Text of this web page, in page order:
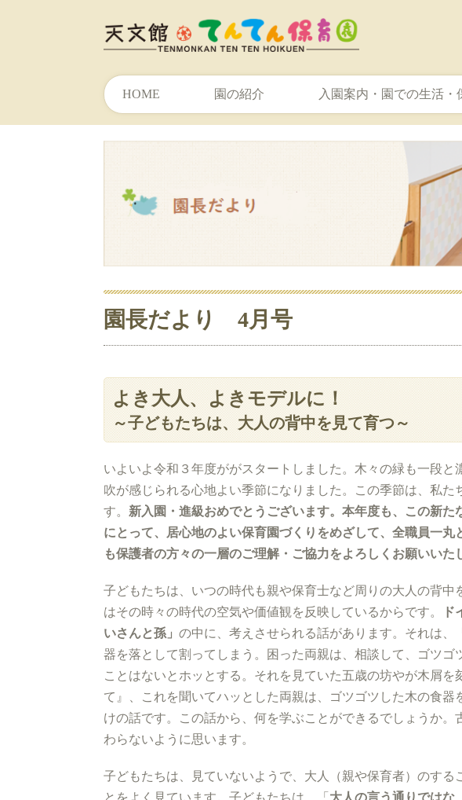
HOME 園の紹介 入園案内・園での生活・
園長だより 4月号
よき大人、よきモデルに！
～子どもたちは、大人の背中を見て育つ～
いよいよ令和３年度ががスタートしました。木々の緑も一段
吹が感じられる心地よい季節になりました。この季節は、私た
す。 新入園・進級おめでとうございます。本年度も、この新
にとって、居心地のよい保育園づくりをめざして、全職員一
も保護者の方々の一層のご理解・ご協力をよろしくお願いいた
子どもたちは、いつの時代も親や保育士など周りの大人の背
はその時々の時代の空気や価値観を反映しているからです。
ド
いさんと孫」 の中に、考えさせられる話があります。それは
器を落として割ってしまう。困った両親は、相談して、ゴツゴ
ことはないとホッとする。それを見ていた五歳の坊やが木屑
て』、これを聞いてハッとした両親は、ゴツゴツした木の食
けの話です。この話から、何を学ぶことができるでしょうか
わらないように思います。
子どもたちは、見ていないようで、大人（親や保育者）のする
とをよく見ています。子どもたちは、「大人の言う通りではな